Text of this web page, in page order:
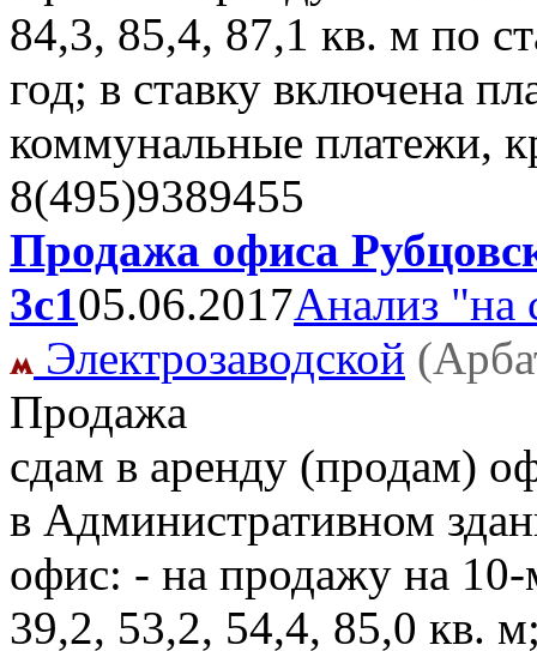
84,3, 85,4, 87,1 кв. м по
год; в ставку включена
коммунальные платежи,
8(495)9389455
Продажа офиса
3с105.06.2017Анализ "на
Электрозаводской
Продажа
сдам в аренду (продам)
в Административном
офис: - на продажу на
39,2, 53,2, 54,4, 85,0 кв.